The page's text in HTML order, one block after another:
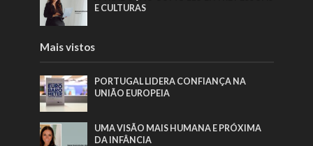
E CULTURAS
Mais vistos
PORTUGAL LIDERA CONFIANÇA NA
UNIÃO EUROPEIA
UMA VISÃO MAIS HUMANA E PRÓXIMA
DA INFÂNCIA